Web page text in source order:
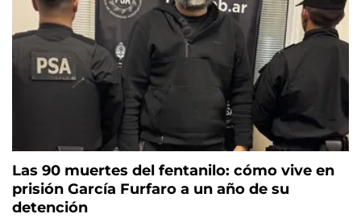
Las 90 muertes del fentanilo: cómo vive en
prisión García Furfaro a un año de su
detención